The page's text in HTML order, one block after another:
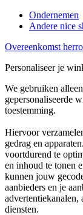
Ondernemen
Andere nice
Overeenkomst
Personaliseer je
We gebruiken
gepersonaliseerde
toestemming.
Hiervoor
gedrag en
voortdurend te
en inhoud te tonen
kunnen jouw
aanbieders en je
advertentiekanalen,
diensten.